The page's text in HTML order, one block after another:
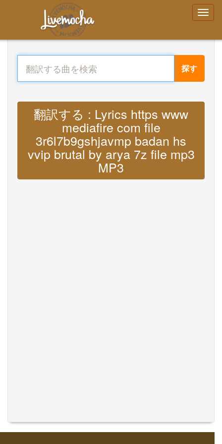
探す
翻訳する : Lyrics https www
mediafire com file
3r6l7b9gshjavmp badan hs
vvip brutal by arya 7z file mp3
MP3